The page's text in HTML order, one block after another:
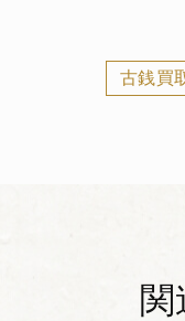
古銭買